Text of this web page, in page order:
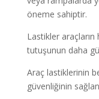
öneme sahiptir.
Lastikler
tutuşunun daha
Araç lastiklerinin
güvenliğinin